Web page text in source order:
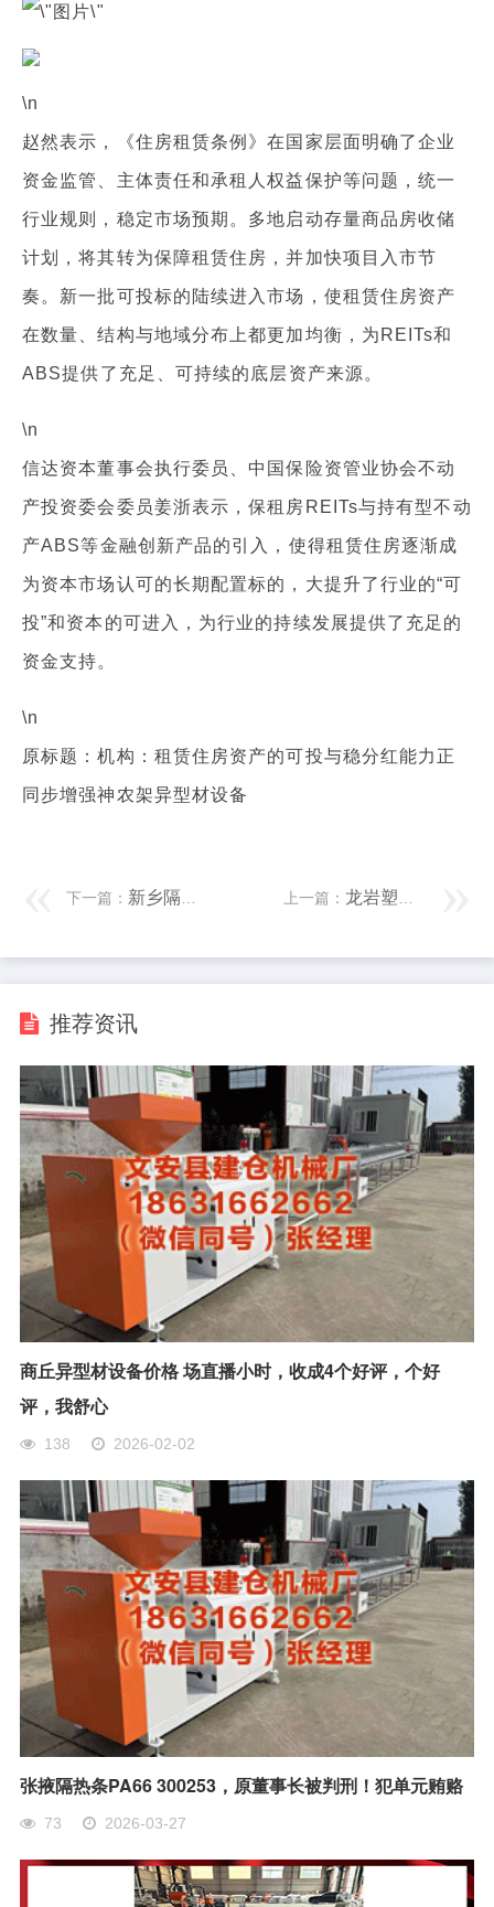
\n
赵然表示，《住房租赁条例》在国家层面明确了企业
资金监管、主体责任和承租人权益保护等问题，统一
行业规则，稳定市场预期。多地启动存量商品房收储
计划，将其转为保障租赁住房，并加快项目入市节
奏。新一批可投标的陆续进入市场，使租赁住房资产
在数量、结构与地域分布上都更加均衡，为REITs和
ABS提供了充足、可持续的底层资产来源。
\n
信达资本董事会执行委员、中国保险资管业协会不动
产投资委会委员姜浙表示，保租房REITs与持有型不动
产ABS等金融创新产品的引入，使得租赁住房逐渐成
为资本市场认可的长期配置标的，大提升了行业的“可
投”和资本的可进入，为行业的持续发展提供了充足的
资金支持。
\n
原标题：机构：租赁住房资产的可投与稳分红能力正
同步增强神农架异型材设备
下一篇： 新乡隔热条设备厂家家 四城联动，2025年天骄“骄邻环球跑”激活社区新活力 上一篇： 龙岩塑料管材设备价格 南京建立“房屋统一楼盘表系统”
推荐资讯
商丘异型材设备价格 场直播小时，收成4个好评，个好
评，我舒心
138 2026-02-02
张掖隔热条PA66 300253，原董事长被判刑！犯单元贿赂
73 2026-03-27